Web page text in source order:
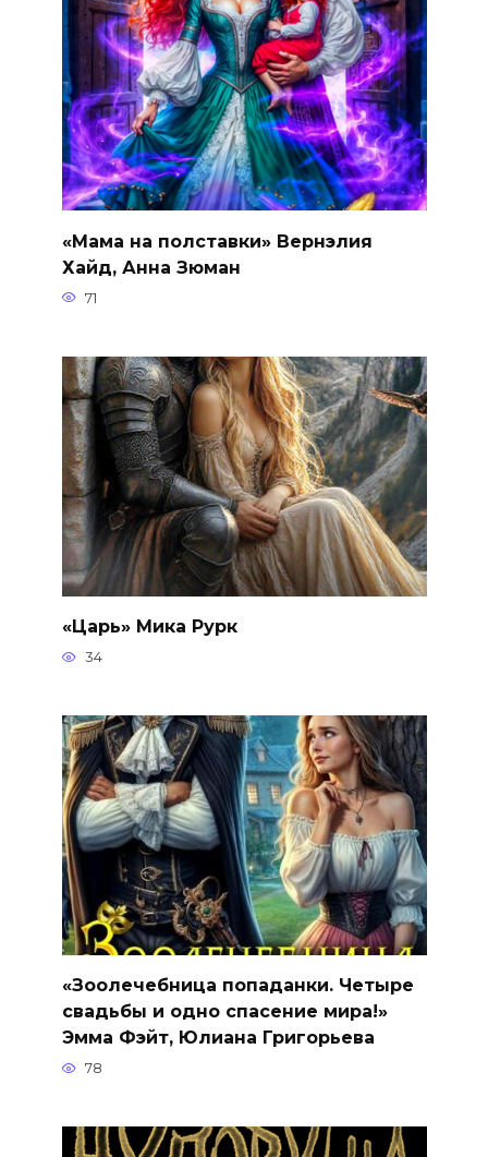
«Мама на полставки» Вернэлия
Хайд, Анна Зюман
71
«Царь» Мика Рурк
34
«Зоолечебница попаданки. Четыре
свадьбы и одно спасение мира!»
Эмма Фэйт, Юлиана Григорьева
78